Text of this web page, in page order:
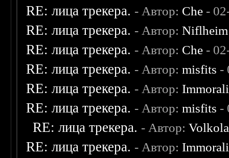
RE: лица трекера. - Автор: Che -
RE: лица трекера. - Автор:Niflheim
RE: лица трекера. - Автор: Che -
RE: лица трекера. - Автор:misfits -
RE: лица трекера. - Автор:
RE: лица трекера. - Автор:misfits -
RE: лица трекера. - Автор:
RE: лица трекера. - Автор: